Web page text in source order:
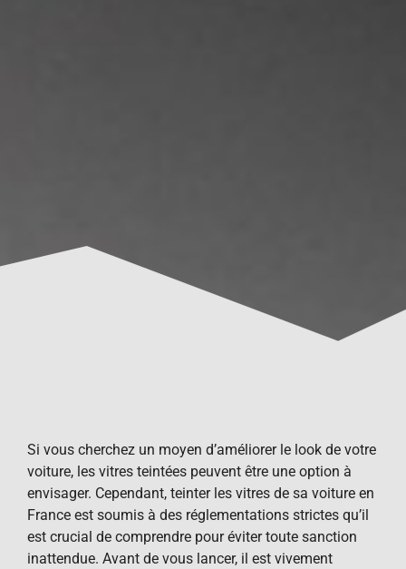
Si vous cherchez un moyen d’améliorer le look de votre
voiture, les vitres teintées peuvent être une option à
envisager. Cependant, teinter les vitres de sa voiture en
France est soumis à des réglementations strictes qu’il
est crucial de comprendre pour éviter toute sanction
inattendue. Avant de vous lancer, il est vivement